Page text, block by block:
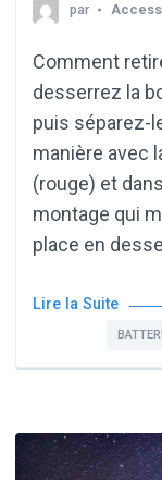
par
Comment
desserrez la
puis séparez-
manière avec
(rouge) et
montage qui
place en
Lire la Suite